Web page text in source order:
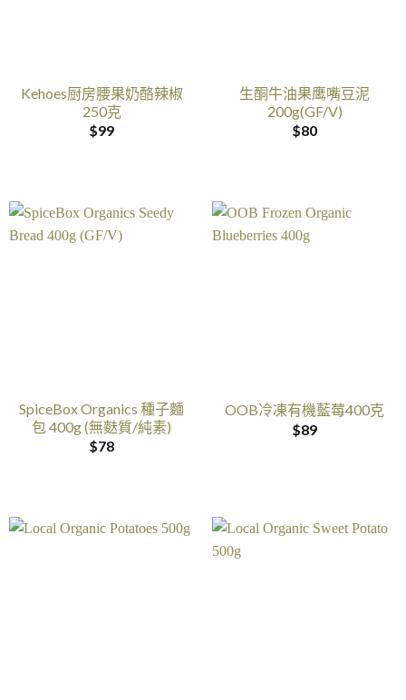
Kehoes厨房腰果奶酪辣椒
250克
$99
生酮牛油果鹰嘴豆泥
200g(GF/V)
$80
SpiceBox Organics 種子麵
包 400g (無麩質/純素)
$78
OOB冷凍有機藍莓400克
$89